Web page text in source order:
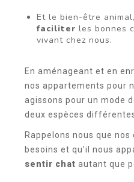
Et le bien-être
faciliter les bonnes
vivant chez nous.
En aménageant et en
nos appartements pour
agissons pour un mode
deux espèces
Rappelons nous que
besoins et qu'il nous
sentir chat autant que